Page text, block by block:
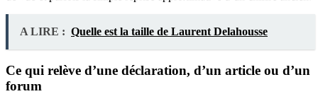
A LIRE : Quelle est la taille de Laurent Delahousse
Ce qui relève d’une déclaration, d’un article ou d’un
forum